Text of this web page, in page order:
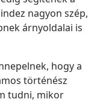
nagyon szép,
árnyoldalai is
hogy a
történész
tudni, mikor